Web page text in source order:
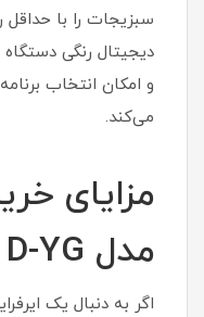
سبزیجات را با
دیجیتال رنگی دستگاه
و امکان انتخاب
می‌کند.
مزایای
مدل DGAF-870 D-YG
اگر به دنبال یک